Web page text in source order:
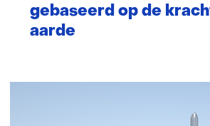
gebaseerd op de
aarde